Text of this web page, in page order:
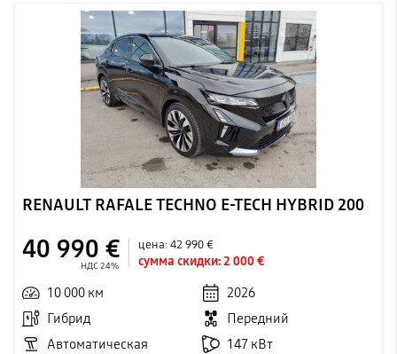
RENAULT RAFALE TECHNO E-TECH HYBRID 200
40 990 €
НДС 24%
цена:42 990 €
сумма скидки:2 000 €
10 000 км
2026
Гибрид
Передний
Автоматическая
147 кВт